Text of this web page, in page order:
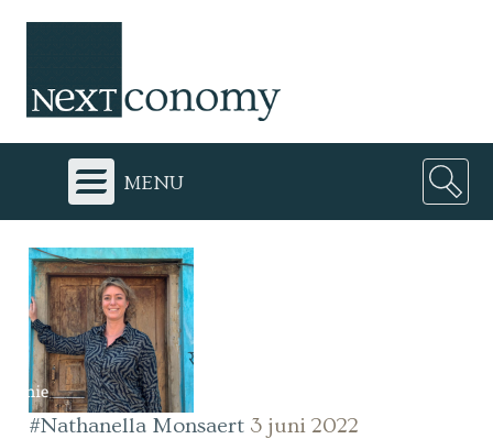
menu
#Nathanella Monsaert 3 juni 2022